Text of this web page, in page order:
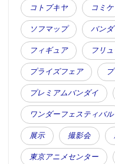
コトブキヤ コミケ
ソフマップ バン
フィギュア フリ
プライズフェア
プレミアムバンダイ
ワンダーフェスティバル
展示 撮影会
東京アニメセンター